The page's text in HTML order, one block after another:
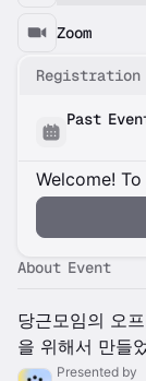
Zoom
Registration
Past
Welcome!
About Event
당근모임의 오
을 위해서 만들
Presented by